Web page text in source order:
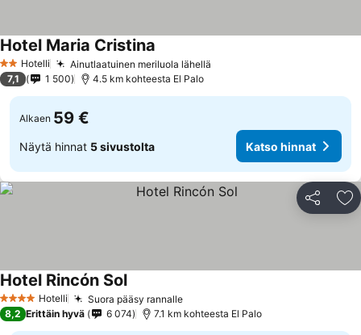
2 Tähtiluokitus
Hotelli Ainutlaatuinen meriluola lähellä
Hotel Maria Cristina
7,1 1 500 4.5 km kohteesta El Palo
Alkaen 59 €
Näytä hinnat 5 sivustolta Katso hinnat
Jaa
4 Tähtiluokitus
Hotelli Suora pääsy rannalle
Hotel Rincón Sol
8,2 Erittäin hyvä 6 074 7.1 km kohteesta El Palo